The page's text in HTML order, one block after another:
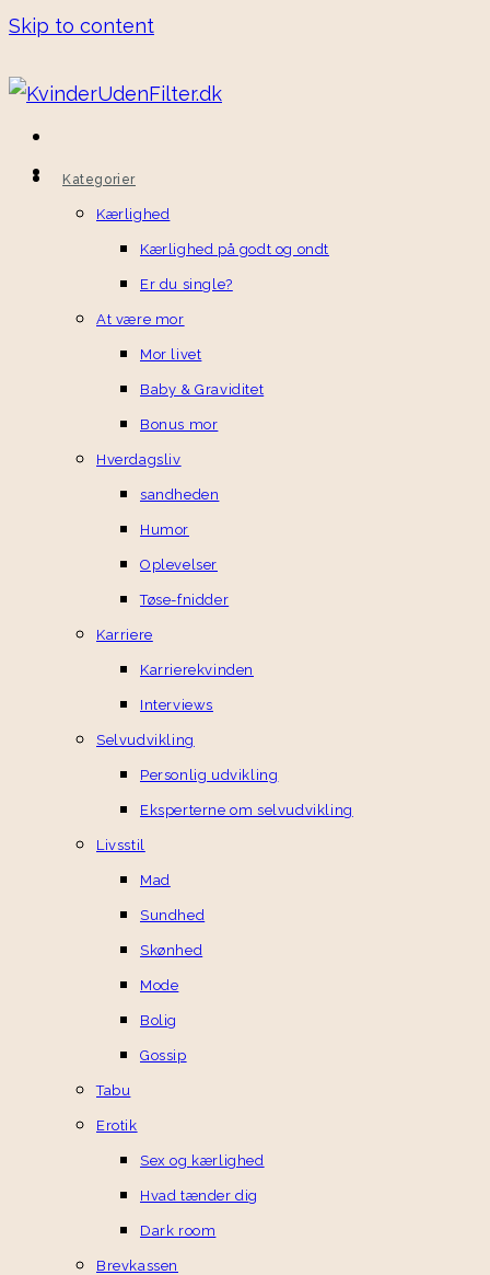
Skip to content
Kategorier
Kærlighed
Kærlighed på godt og ondt
Er du single?
At være mor
Mor livet
Baby & Graviditet
Bonus mor
Hverdagsliv
sandheden
Humor
Oplevelser
Tøse-fnidder
Karriere
Karrierekvinden
Interviews
Selvudvikling
Personlig udvikling
Eksperterne om selvudvikling
Livsstil
Mad
Sundhed
Skønhed
Mode
Bolig
Gossip
Tabu
Erotik
Sex og kærlighed
Hvad tænder dig
Dark room
Brevkassen